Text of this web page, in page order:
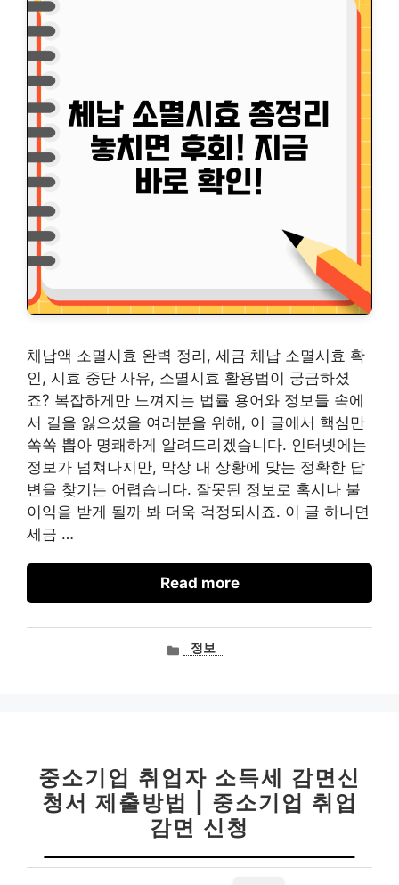
체납액 소멸시효 완벽 정리, 세금 체납 소멸시효 확
인, 시효 중단 사유, 소멸시효 활용법이 궁금하셨
죠? 복잡하게만 느껴지는 법률 용어와 정보들 속에
서 길을 잃으셨을 여러분을 위해, 이 글에서 핵심만
쏙쏙 뽑아 명쾌하게 알려드리겠습니다. 인터넷에는
정보가 넘쳐나지만, 막상 내 상황에 맞는 정확한 답
변을 찾기는 어렵습니다. 잘못된 정보로 혹시나 불
이익을 받게 될까 봐 더욱 걱정되시죠. 이 글 하나면
세금 …
Read more
카정보
중소기업 취업자 소득세 감면신
청서 제출방법 | 중소기업 취업
감면 신청